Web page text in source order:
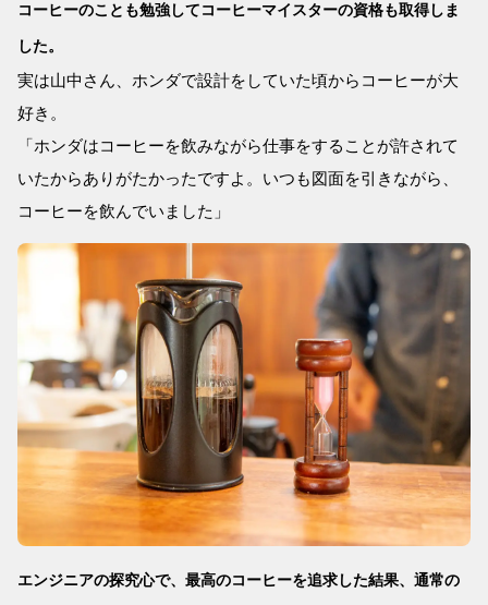
コーヒーのことも勉強してコーヒーマイスターの資格も取得しま
した。
実は山中さん、ホンダで設計をしていた頃からコーヒーが大
好き。
「ホンダはコーヒーを飲みながら仕事をすることが許されて
いたからありがたかったですよ。いつも図面を引きながら、
コーヒーを飲んでいました」
エンジニアの探究心で、最高のコーヒーを追求した結果、通常の